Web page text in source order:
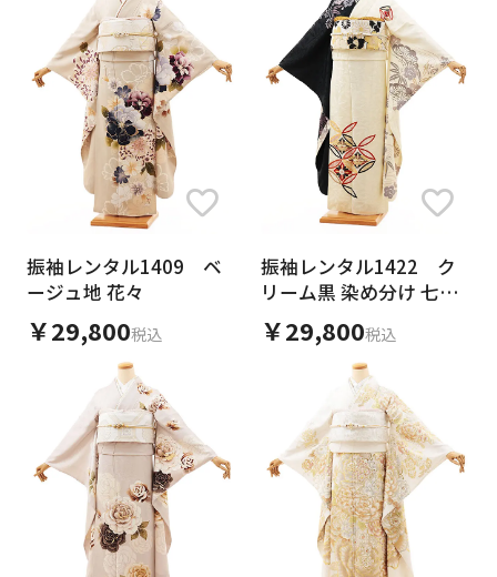
振袖レンタル1409 ベ
ージュ地 花々
￥29,800税込
振袖レンタル1422 ク
リーム黒 染め分け 七宝
松竹梅
￥29,800税込